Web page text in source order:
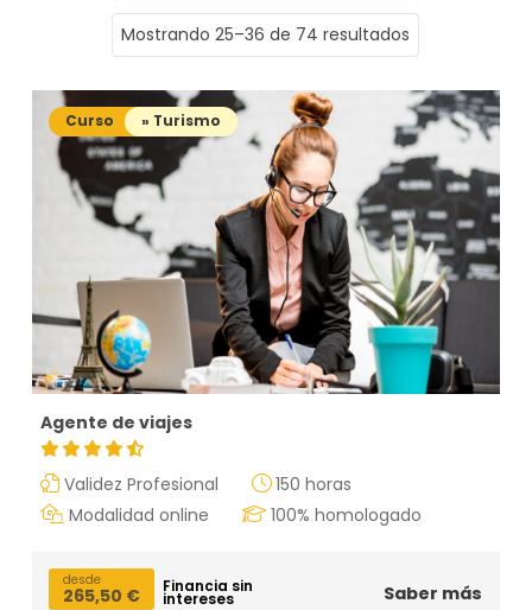
Mostrando 25–36 de 74 resultados
Curso » Turismo
Agente de viajes
Validez Profesional
150 horas
Modalidad online
100% homologado
desde
265,50 € Financia sin
intereses Saber más